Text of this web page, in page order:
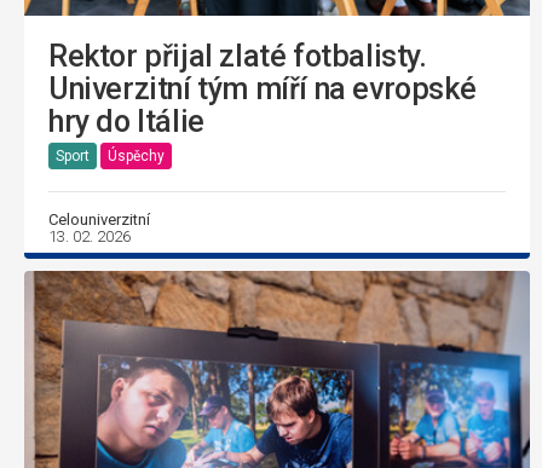
Rektor přijal zlaté fotbalisty.
Univerzitní tým míří na evropské
hry do Itálie
Sport Úspěchy
Celouniverzitní
13. 02. 2026